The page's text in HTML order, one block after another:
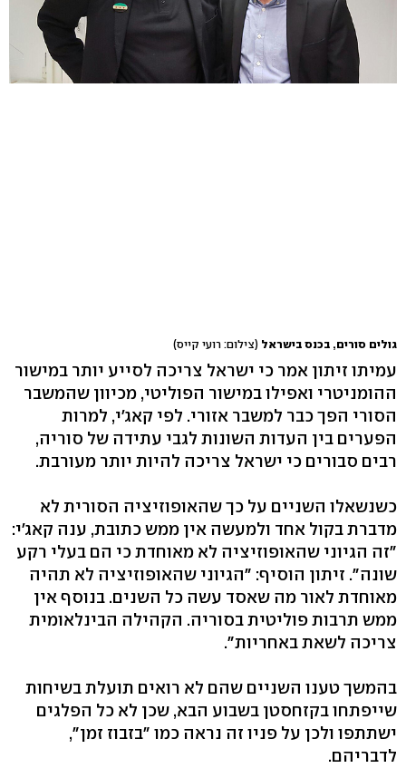
גולים סורים, בכנס בישראל (צילום: רועי קייס)
עמיתו זיתון אמר כי ישראל צריכה לסייע יותר במישור
ההומניטרי ואפילו במישור הפוליטי, מכיוון שהמשבר
הסורי הפך כבר למשבר אזורי. לפי קאג'י, למרות
הפערים בין העדות השונות לגבי עתידה של סוריה,
רבים סבורים כי ישראל צריכה להיות יותר מעורבת.
כשנשאלו השניים על כך שהאופוזיציה הסורית לא
מדברת בקול אחד ולמעשה אין ממש כתובת, ענה קאג'י:
"זה הגיוני שהאופוזיציה לא מאוחדת כי הם בעלי רקע
שונה". זיתון הוסיף: "הגיוני שהאופוזיציה לא תהיה
מאוחדת לאור מה שאסד עשה כל השנים. בנוסף אין
ממש תרבות פוליטית בסוריה. הקהילה הבינלאומית
צריכה לשאת באחריות".
בהמשך טענו השניים שהם לא רואים תועלת בשיחות
שייפתחו בקזחסטן בשבוע הבא, שכן לא כל הפלגים
ישתתפו ולכן על פניו זה נראה כמו "בזבוז זמן",
לדבריהם.